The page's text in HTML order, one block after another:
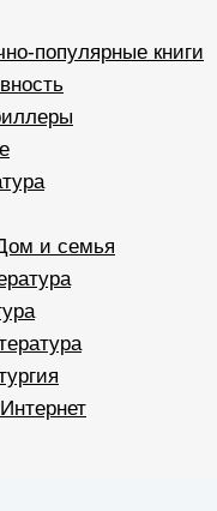
популярные книги
и семья